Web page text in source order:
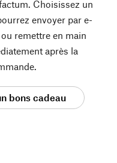
Choisissez un
envoyer par e-
remettre en main
après la
bons cadeau